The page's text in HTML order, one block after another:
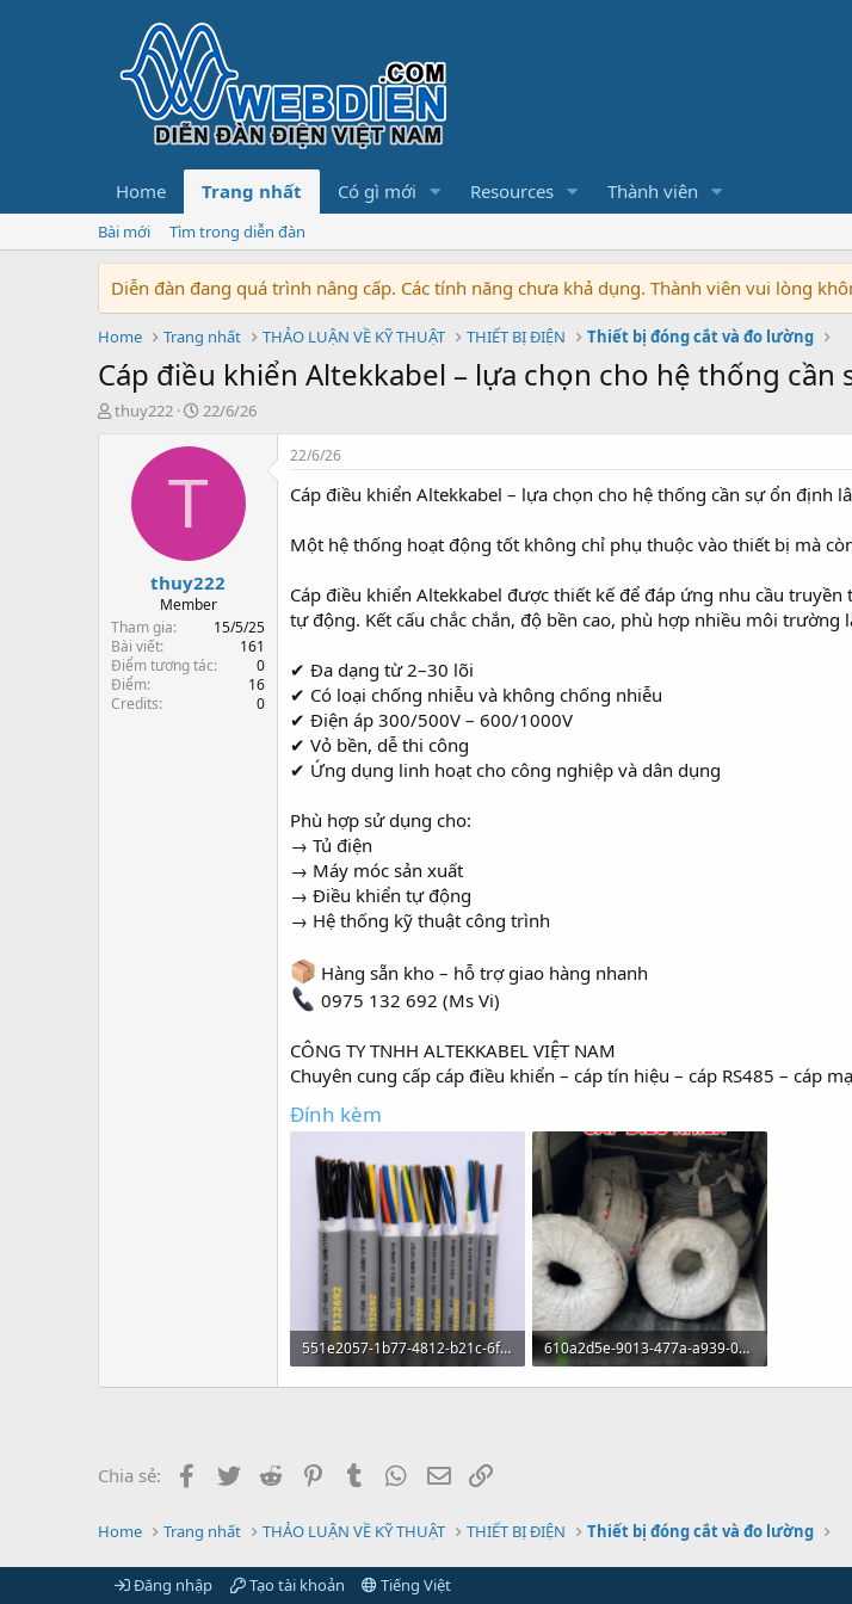
Home Trang nhất Có gì mới Resources Thành viên
Bài mới Tìm trong diễn đàn
Diễn đàn đang quá trình nâng cấp. Các tính năng chưa khả dụng. Thành viên vui lòng
Home Trang nhất THẢO LUẬN VỀ KỸ THUẬT THIẾT BỊ ĐIỆN Thiết bị đóng cắt và đo lường
Cáp điều khiển Altekkabel – lựa chọn cho hệ thống cần
T
t
e
r
thuy222
N
à
đ
ầ
u
22/6/26
T
thuy222
Member
Tham gia
15/5/25
Bài viết
161
Điểm tương tác
0
Điểm
16
Credits
0
22/6/26
Cáp điều khiển Altekkabel – lựa chọn cho hệ thống cần sự ổn định
Một hệ thống hoạt động tốt không chỉ phụ thuộc vào thiết bị mà
Cáp điều khiển Altekkabel được thiết kế để đáp ứng nhu cầu
tự động. Kết cấu chắc chắn, độ bền cao, phù hợp nhiều môi trường
✔ Đa dạng từ 2–30 lõi
✔ Có loại chống nhiễu và không chống nhiễu
✔ Điện áp 300/500V – 600/1000V
✔ Vỏ bền, dễ thi công
✔ Ứng dụng linh hoạt cho công nghiệp và dân dụng
Phù hợp sử dụng cho:
→ Tủ điện
→ Máy móc sản xuất
→ Điều khiển tự động
→ Hệ thống kỹ thuật công trình
Hàng sẵn kho – hỗ trợ giao hàng nhanh
0975 132 692 (Ms Vi)
CÔNG TY TNHH ALTEKKABEL VIỆT NAM
Chuyên cung cấp cáp điều khiển – cáp tín hiệu – cáp RS485 – cáp
Đính kèm
551e2057-1b77-4812-b21c-6f0205ba8438.png
2.1 MB · Xem: 0
610a2d5e-9013-477a-a939-098b8c84750b.png
2.3 MB · Xem: 0
Chia sẻ: Facebook
Twitter Reddit PinterestTumblrWhatsApp
Email
Home Trang nhất THẢO LUẬN VỀ KỸ THUẬT THIẾT BỊ ĐIỆN Thiết bị đóng cắt và đo lường
Đăng nhập Tạo tài khoản Tiếng Việt